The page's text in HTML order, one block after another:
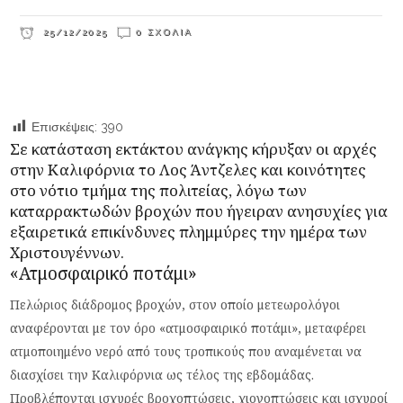
25/12/2025 0 ΣΧΌΛΙΑ
Επισκέψεις: 390
Σε κατάσταση εκτάκτου ανάγκης κήρυξαν οι αρχές
στην Καλιφόρνια το Λος Άντζελες και κοινότητες
στο νότιο τμήμα της πολιτείας, λόγω των
καταρρακτωδών βροχών που ήγειραν ανησυχίες για
εξαιρετικά επικίνδυνες πλημμύρες την ημέρα των
Χριστουγέννων.
«Ατμοσφαιρικό ποτάμι»
Πελώριος διάδρομος βροχών, στον οποίο μετεωρολόγοι
αναφέρονται με τον όρο «ατμοσφαιρικό ποτάμι», μεταφέρει
ατμοποιημένο νερό από τους τροπικούς που αναμένεται να
διασχίσει την Καλιφόρνια ως τέλος της εβδομάδας.
Προβλέπονται ισχυρές βροχοπτώσεις, χιονοπτώσεις και ισχυροί